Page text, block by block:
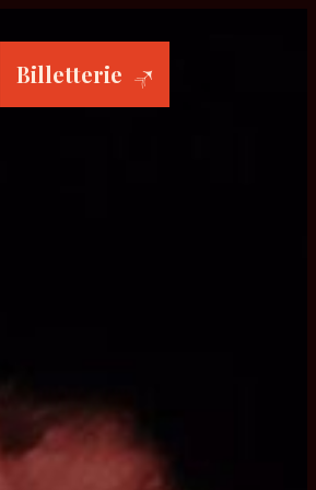
Billetterie